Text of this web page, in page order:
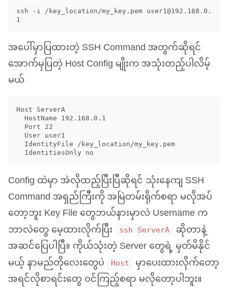
ssh -i /key_location/my_key.pem user1@192.168.0.
1
အပေါ်မှာပြထားတဲ့SSHCommand အတွက်ဆိုရင်
အောက်မှပြတဲ့ Host Config မျိုးက အသုံးတည့်ပါလိမ့်
မယ်
Host ServerA
Config ထဲမှာ အဲလိုထည့်ပြီးပြီဆိုရင် သုံးနေကျSSH
Command အရှည်ကြီးကို အမြဲတမ်းရိုက်စရာ မလိုအပ်
တော့ဘူး Key File တွေဘယ်နားမှာလဲ Username က
ဘာလဲတွေ မေ့ထားလိုက်ပြီး
ssh ServerA
ဆိုတာနဲ့
အဆင်ပြေပါပြီ။ ကိုယ်သုံးတဲ့ Server တွေရဲ့ မှတ်မိနိုင်
မယ့် နာမည်တိုလေးတွေပဲ
Host
မှာပေးထားလိုက်တော့
အရင်လိုစာရင်းတွေ ဝင်ကြည့်စရာ မလိုတော့ပါဘူး။